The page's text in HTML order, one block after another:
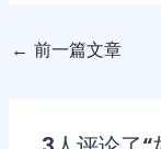
← 前一篇文章